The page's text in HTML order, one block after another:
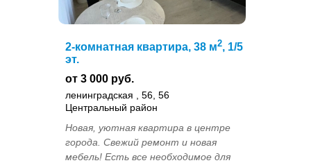
2-комнатная квартира, 38 м2, 1/5
эт.
от 3 000 руб.
ленинградская , 56, 56
Центральный район
Новая, уютная квартира в центре
города. Свежий ремонт и новая
мебель! Есть все необходимое для